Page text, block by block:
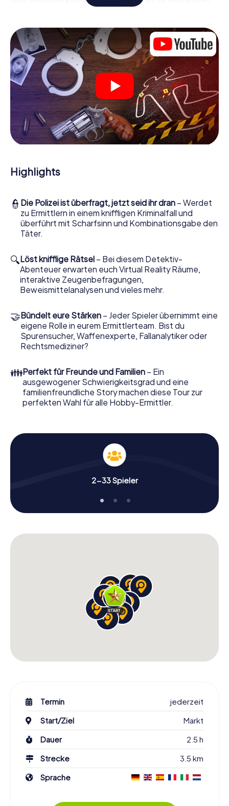
Ermittlerutensil, Ihr Smartphone. Mittels GPS-Navigation
zahlreichen Schauplätzen in Witzenhausen, die mit der Tat
in Verbindung stehen, und schließlich zum Mörder. An
jedem Ort knacken Sie knifflige Rätsel und kommen so
Stück für Stück der Lösung des Falls immer näher. Anders
als bei einem klassischen Krimi Dinner in Witzenhausen
bestimmen also Sie das Geschehen, bewegen sich an der
frischen Luft und entdecken obendrein die Stadt mit ganz
neuen Augen.
Mitmachkrimi in Witzenhausen - Die interaktive
Krimi Tour
herausholt! Ob Videoschalte zu einem Zeugen, geheimes
Mitmachkrimi nutzt sämtliche multimedialen Fähigkeiten
Ihres Handgeräts. Das Krimispiel in Witzenhausen holt aber
auch aus Ihnen und Ihren Mitstreitern verborgene Talente
heraus! Sie schlüpfen in spannende Rollen und meistern
Fallanalytiker oder Gerichtsmediziner. Sie bekommen
herausfordernde Zusatzaufgaben auf Ihre Handys
gespielt, die Ihrem jeweiligem Charakter entsprechen
und dem Schlagwort „Abwechslungsreichtum“ an ganz
neue Bedeutung verleihen.
Das Krimispiel in Witzenhausen kann beginnen!
Nun fehlt Ihnen nur noch eine Kleinigkeit, um mit Ihren
Ermittlungen in Witzenhausen zu starten: Ihr Ticketcode!
Postfach. Jetzt starten Sie Ihren Online-Browser, geben
Ihren Code ein – und sind startklar!
Worauf warten Sie noch? Witzenhausen zählt auf Sie!
Highlights
👮 Die Polizei ist überfragt, jetzt seid ihr dran – Werdet
zu Ermittlern in einem kniffligen Kriminalfall und
überführt mit Scharfsinn und Kombinationsgabe den
Täter.
🔍Löst knifflige Rätsel – Bei diesem Detektiv-
Abenteuer erwarten euch Virtual Reality Räume,
interaktive Zeugenbefragungen,
Beweismittelanalysen und vieles mehr.
🤝Bündelt eure Stärken – Jeder Spieler übernimmt eine
eigene Rolle in eurem Ermittlerteam. Bist du
Spurensucher, Waffenexperte, Fallanalytiker oder
Rechtsmediziner?
👪Perfekt für Freunde und Familien – Ein
ausgewogener Schwierigkeitsgrad und eine
familienfreundliche Story machen diese Tour zur
perfekten Wahl für alle Hobby-Ermittler.
2-33 Spieler
Termin
jederzeit
Start/Ziel
Markt
Dauer
2.5 h
Strecke
3.5 km
Sprache